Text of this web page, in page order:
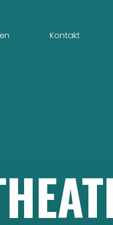
Kontakt